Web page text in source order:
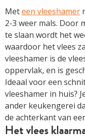
Meteen vleeshamer
2-3 weer mals. Door
te slaan wordt het
waardoor het vlees
vleeshamer is de
oppervlak, en is
Ideaal voor een
vleeshamer in huis?
ander keukengerei
de achterkant van
Het vlees